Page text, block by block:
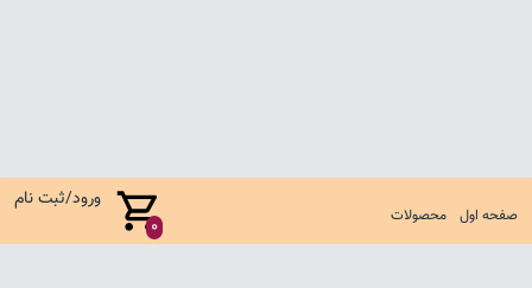
صفحه اول محصولات 0
ورود/ثبت نام